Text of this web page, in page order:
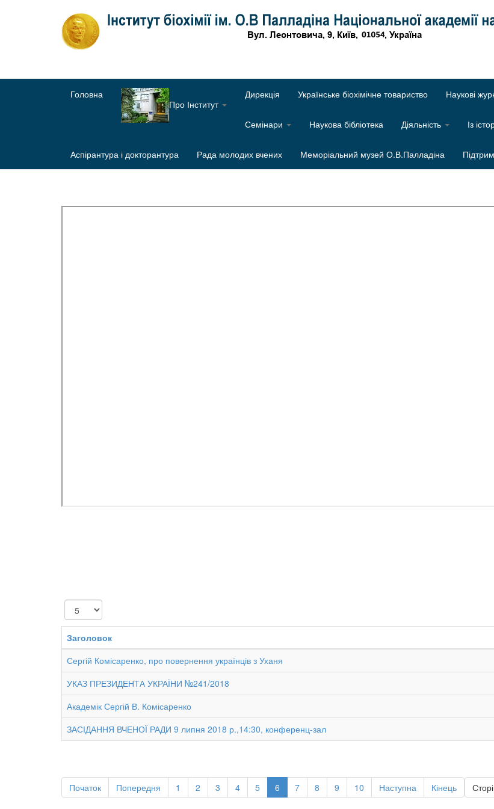
Головна
Про Інститут
Дирекція Українське біохімічне товариство Наукові
Семінари Наукова бібліотека Діяльність Із
Аспірантура і докторантура Рада молодих вчених Меморіальний музей О.В.Палладіна
Показувати
Заголовок
Сергій Комісаренко, про повернення українців з Уханя
УКАЗ ПРЕЗИДЕНТА УКРАЇНИ №241/2018
Академік Сергій В. Комісаренко
ЗАСІДАННЯ ВЧЕНОЇ РАДИ 9 липня 2018 р.,14:30, конференц-зал
Початок Попередня 1 2 3 4 5 6 7 8 9 10 Наступна Кінець